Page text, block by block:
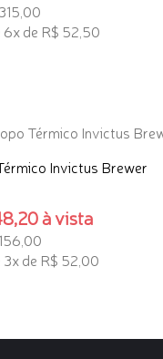
6x de R$ 52,50
Invictus Brewer
à vista
3x de R$ 52,00